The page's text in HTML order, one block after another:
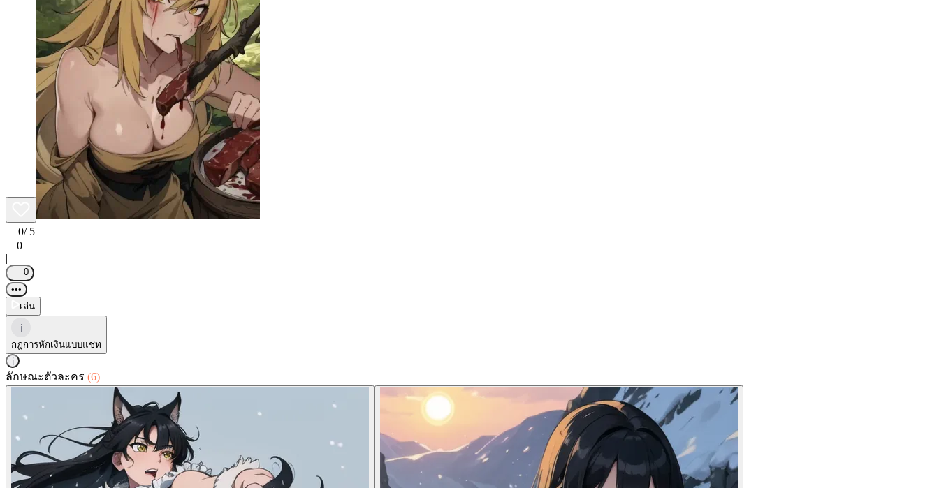
0/ 5
0
|
0
•••
เล่น
i
กฎการหักเงินแบบแชท
i
ลักษณะตัวละคร (6)